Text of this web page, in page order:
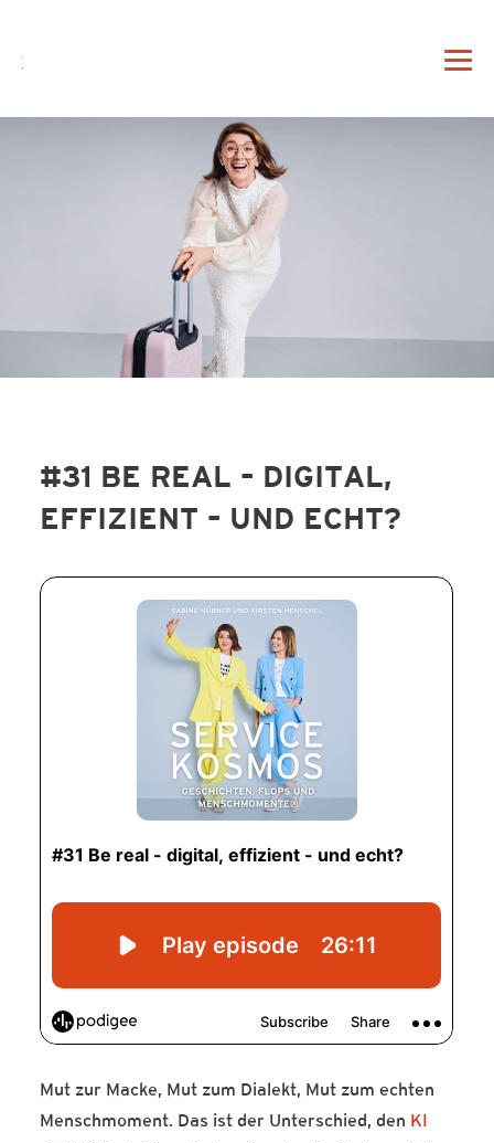
DE| EN
DAHEIM
BERATUNG
SERVICE-BLOG
KONTAKT
#31 BE REAL – DIGITAL,
EFFIZIENT – UND ECHT?
Mut zur Macke, Mut zum Dialekt, Mut zum echten
Menschmoment. Das ist der Unterschied, den KI